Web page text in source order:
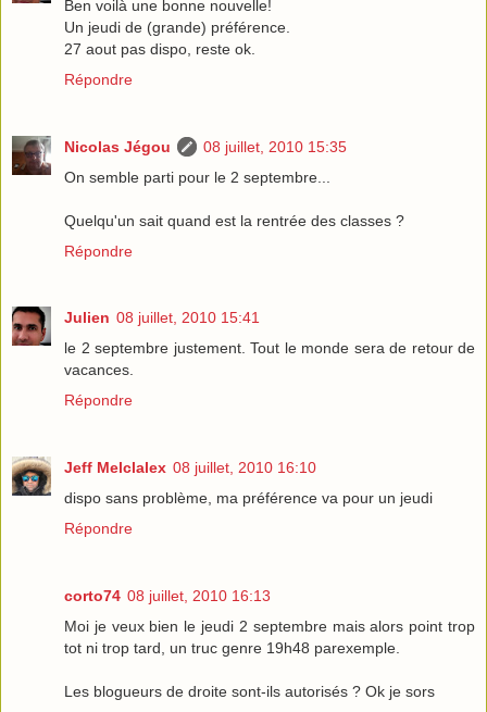
Ben voilà une bonne nouvelle!
Un jeudi de (grande) préférence.
27 aout pas dispo, reste ok.
Répondre
Nicolas Jégou
08 juillet, 2010 15:35
On semble parti pour le 2 septembre...
Quelqu'un sait quand est la rentrée des classes ?
Répondre
Julien 08 juillet, 2010 15:41
le 2 septembre justement. Tout le monde sera de retour de
vacances.
Répondre
Jeff Melclalex 08 juillet, 2010 16:10
dispo sans problème, ma préférence va pour un jeudi
Répondre
corto74 08 juillet, 2010 16:13
Moi je veux bien le jeudi 2 septembre mais alors point trop
tot ni trop tard, un truc genre 19h48 parexemple.
Les blogueurs de droite sont-ils autorisés ? Ok je sors